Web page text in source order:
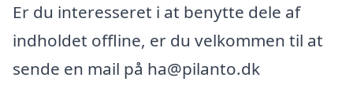
Er du interesseret i at benytte dele af
indholdet offline, er du velkommen til at
sende en mail på ha@pilanto.dk